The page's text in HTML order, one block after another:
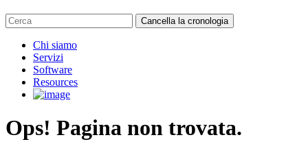
Cancella la cronologia
Chi siamo
Servizi
Software
Resources
Ops! Pagina non trovata.